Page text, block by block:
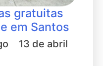
gratuitas
em Santos
13 de abril